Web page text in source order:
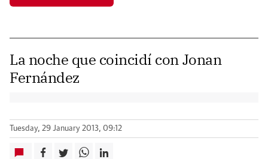
La noche que coincidí con Jonan
Fernández
Tuesday, 29 January 2013, 09:12